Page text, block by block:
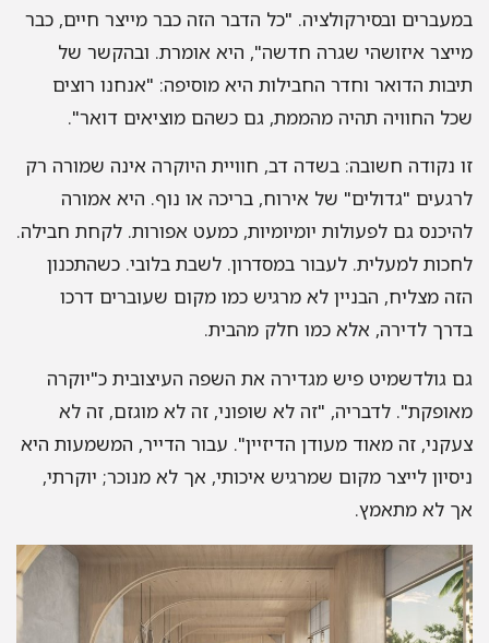
ובסירקולציה. "כל הדבר הזה כבר מייצר חיים, כבר
איזושהי שגרה חדשה", היא אומרת. ובהקשר של
הדואר וחדר החבילות היא מוסיפה: "אנחנו רוצים
החוויה תהיה מהממת, גם כשהם מוציאים דואר".
נקודה חשובה: בשדה דב, חוויית היוקרה אינה שמורה רק
"גדולים" של אירוח, בריכה או נוף. היא אמורה
גם לפעולות יומיומיות, כמעט אפורות. לקחת חבילה.
למעלית. לעבור במסדרון. לשבת בלובי. כשהתכנון
מצליח, הבניין לא מרגיש כמו מקום שעוברים דרכו
לדירה, אלא כמו חלק מהבית.
גולדשמיט פיש מגדירה את השפה העיצובית כ"יוקרה
לדבריה, "זה לא שופוני, זה לא מוגזם, זה לא
זה מאוד מעודן הדיזיין". עבור הדייר, המשמעות היא
לייצר מקום שמרגיש איכותי, אך לא מנוכר; יוקרתי,
לא מתאמץ.